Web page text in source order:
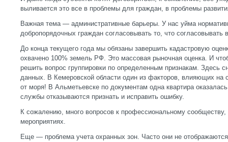
выливается это все в проблемы для граждан, в проблемы
Важная тема — административные барьеры. У нас уйма
добропорядочных граждан согласовывать то, что согласовывать
До конца текущего года мы обязаны завершить кадастровую
охвачено 100% земель РФ. Это массовая рыночная оценка. И
решить вопрос группировки по определенным признакам. Здесь
данных. В Кемеровской области один из факторов, влияющих на
от моря! В Альметьевске по документам одна квартира
службы отказываются признать и исправить ошибку.
К сожалению, много вопросов к профессиональному сообществу,
мероприятиях.
Еще — проблема учета охранных зон. Часто они не отображаются